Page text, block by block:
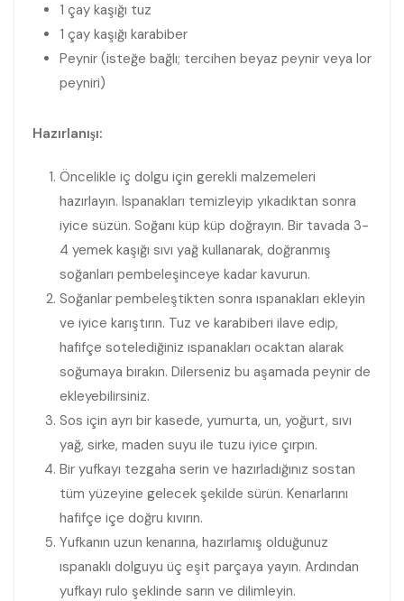
1 çay kaşığı tuz
1 çay kaşığı karabiber
Peynir (isteğe bağlı; tercihen beyaz peynir veya lor
peyniri)
Hazırlanışı:
Öncelikle iç dolgu için gerekli malzemeleri
hazırlayın. Ispanakları temizleyip yıkadıktan sonra
iyice süzün. Soğanı küp küp doğrayın. Bir tavada 3-
4 yemek kaşığı sıvı yağ kullanarak, doğranmış
soğanları pembeleşinceye kadar kavurun.
Soğanlar pembeleştikten sonra ıspanakları ekleyin
ve iyice karıştırın. Tuz ve karabiberi ilave edip,
hafifçe sotelediğiniz ıspanakları ocaktan alarak
soğumaya bırakın. Dilerseniz bu aşamada peynir de
ekleyebilirsiniz.
Sos için ayrı bir kasede, yumurta, un, yoğurt, sıvı
yağ, sirke, maden suyu ile tuzu iyice çırpın.
Bir yufkayı tezgaha serin ve hazırladığınız sostan
tüm yüzeyine gelecek şekilde sürün. Kenarlarını
hafifçe içe doğru kıvırın.
Yufkanın uzun kenarına, hazırlamış olduğunuz
ıspanaklı dolguyu üç eşit parçaya yayın. Ardından
yufkayı rulo şeklinde sarın ve dilimleyin.